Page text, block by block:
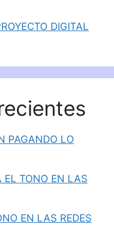
DIGITAL
PAGANDO LO
EL TONO EN LAS
EN LAS REDES